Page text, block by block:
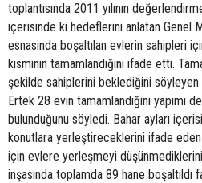
toplantısında 2011 yılının
içerisinde ki hedeflerini anlatan Genel
esnasında boşaltılan evlerin sahipleri
kısmının tamamlandığını ifade etti.
şekilde sahiplerini beklediğini
Ertek 28 evin tamamlandığını yapımı
bulunduğunu söyledi. Bahar ayları
konutlara yerleştireceklerini ifade eden
için evlere yerleşmeyi
inşasında toplamda 89 hane boşaltıldı